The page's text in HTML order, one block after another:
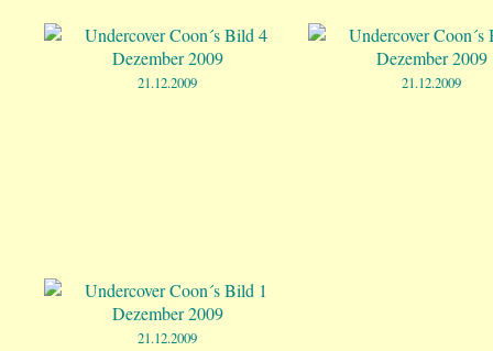
21.12.2009 21.12.2009
21.12.2009